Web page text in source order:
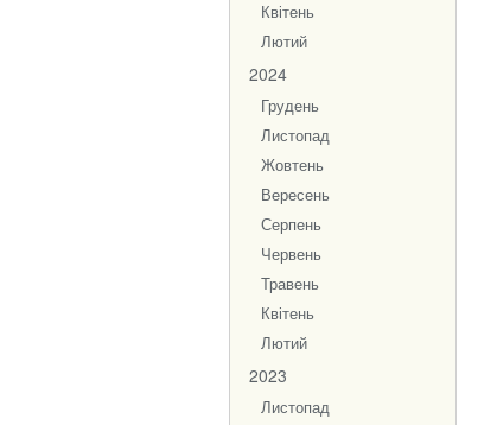
Квітень
Лютий
2024
Грудень
Листопад
Жовтень
Вересень
Серпень
Червень
Травень
Квітень
Лютий
2023
Листопад